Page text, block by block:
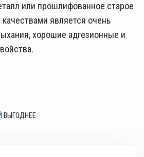
или прошлифованное старое
является очень
хорошие адгезионные и
ВЫГОДНЕЕ